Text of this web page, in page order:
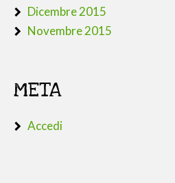
Dicembre 2015
Novembre 2015
META
Accedi